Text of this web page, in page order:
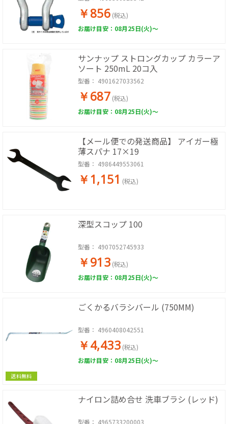
￥856 (税込)
お届け目安：08月25日(火)～
サンナップ ストロングカップ カラーア
ソート 250mL 20コ入
型番： 4901627033562
￥687 (税込)
お届け目安：08月25日(火)～
【メール便での発送商品】 アイガー極
薄スパナ 17×19
型番： 4986449553061
￥1,151 (税込)
深型スコップ 100
型番： 4907052745933
￥913 (税込)
お届け目安：08月25日(火)～
送料無料
ごくかるバラシバール (750MM)
型番： 4960408042551
￥4,433 (税込)
お届け目安：08月25日(火)～
ナイロン詰め合せ 洗車ブラシ (レッド)
型番： 4965733200003